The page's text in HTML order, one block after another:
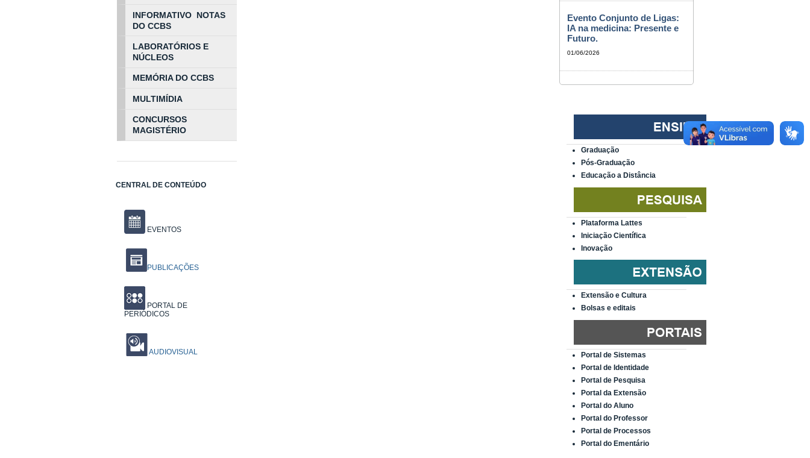
INFORMATIVO NOTAS
DO CCBS
LABORATÓRIOS E
NÚCLEOS
MEMÓRIA DO CCBS
MULTIMÍDIA
CONCURSOS
MAGISTÉRIO
CENTRAL DE CONTEÚDO
EVENTOS
PUBLICAÇÕES
PORTAL DE
PERIÓDICOS
AUDIOVISUAL
Evento Conjunto de Ligas:
IA na medicina: Presente e
Futuro.
01/06/2026
Graduação
Pós-Graduação
Educação a Distância
Plataforma Lattes
Iniciação Científica
Inovação
Extensão e Cultura
Bolsas e editais
Portal de Sistemas
Portal de Identidade
Portal de Pesquisa
Portal da Extensão
Portal do Aluno
Portal do Professor
Portal de Processos
Portal do Ementário